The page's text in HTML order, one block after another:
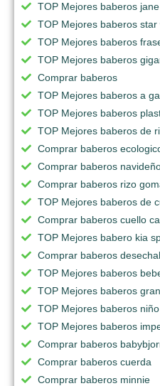
TOP Mejores baberos jane
TOP Mejores baberos star
TOP Mejores baberos
TOP Mejores baberos
Comprar baberos
TOP Mejores baberos a
TOP Mejores baberos
TOP Mejores baberos de
Comprar baberos
Comprar baberos
Comprar baberos rizo
TOP Mejores baberos de
Comprar baberos cuello
TOP Mejores babero kia
Comprar baberos
TOP Mejores baberos
TOP Mejores baberos
TOP Mejores baberos niño
TOP Mejores baberos
Comprar baberos
Comprar baberos cuerda
Comprar baberos minnie